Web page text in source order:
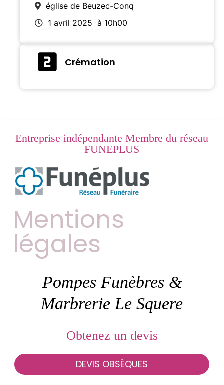
église de Beuzec-Conq
1 avril 2025 à 10h00
Crémation
Entreprise indépendante Membre du réseau
FUNEPLUS
Mentions
légales
Pompes Funèbres &
Marbrerie Le Squere
Obtenez un devis
DEVIS OBSÈQUES